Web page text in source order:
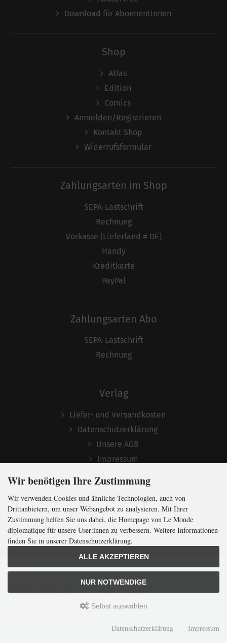
mit der weltweitgrößten
MonatszeitungfürinternationalePolitik
Jetzt das Digi-Abo testen:
Download für AbonnentInnen
Shop
Atlas
Edition
Comics
Anmelden/Registrieren
Kontakt Shop
Widerrufsformular
Zahlungsarten im Shop
SEPA-Lastschrift
Rechnung
Vorkasse (Lieferland ≠ DE)
Handy
Kreditkarte
PayPal
Zahlungsarten Abo
SEPA-Lastschrift
Rechnung
Verlag
Liefer- und Versandkosten
Datenschutzerklärung
Unsere AGB
Impressum
Mediadaten
Über uns
Archiv
Texte
Kunst
Karten
Wir benötigen Ihre Zustimmung
Wir verwenden Cookies und ähnliche Technologien, auch von
Drittanbietern, um unser Webangebot zu analysieren. Mit Ihrer
Zustimmung helfen Sie uns dabei, die Homepage von Le Monde
diplomatique für unsere User:innen zu verbessern. Weitere Informationen
finden Sie in unserer Datenschutzerklärung.
ALLE AKZEPTIEREN
NUR NOTWENDIGE
Selbst auswählen
Datenschutzerklärung Impressum